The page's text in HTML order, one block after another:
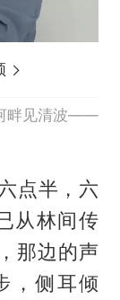
畔见清波——
点半，六
从林间传
那边的声
，侧耳倾